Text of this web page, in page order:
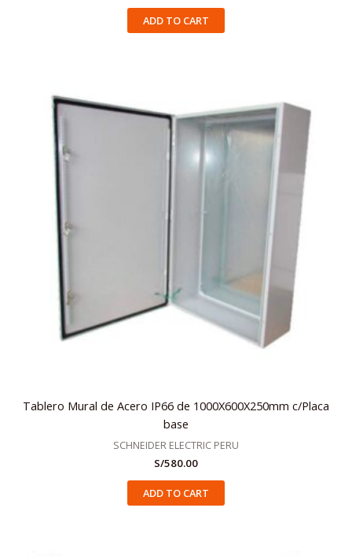
ADD TO CART
Tablero Mural de Acero IP66 de 1000X600X250mm c/Placa
base
SCHNEIDER ELECTRIC PERU
S/580.00
ADD TO CART